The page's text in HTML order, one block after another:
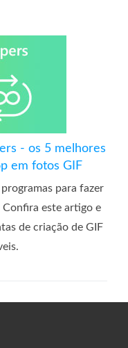
- os 5 melhores
em fotos GIF
para fazer
Confira este artigo e
de criação de GIF